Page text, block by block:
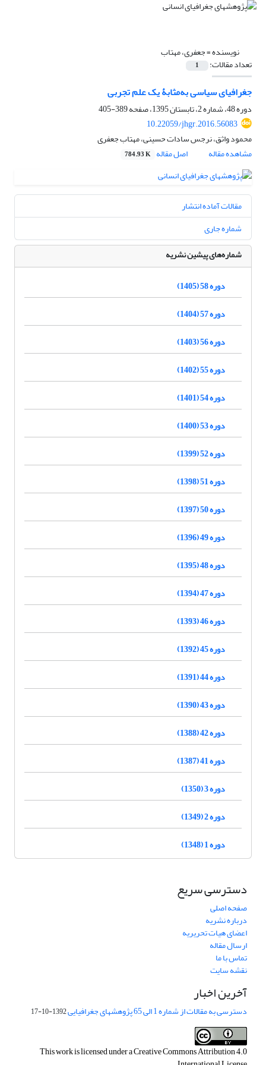
نویسنده =جعفری، مهتاب
تعداد مقالات: 1
جغرافیای سیاسی به‌مثابۀ یک علم تجربی
دوره 48، شماره 2، تابستان 1395، صفحه
389-405
10.22059/jhgr.2016.56083
محمود واثق، نرجس سادات حسینی، مهتاب جعفری
مشاهده مقاله
اصل مقاله 784.93 K
مقالات آماده انتشار
شماره جاری
شماره‌های پیشین نشریه
دوره 58 (1405)
دوره 57 (1404)
دوره 56 (1403)
دوره 55 (1402)
دوره 54 (1401)
دوره 53 (1400)
دوره 52 (1399)
دوره 51 (1398)
دوره 50 (1397)
دوره 49 (1396)
دوره 48 (1395)
دوره 47 (1394)
دوره 46 (1393)
دوره 45 (1392)
دوره 44 (1391)
دوره 43 (1390)
دوره 42 (1388)
دوره 41 (1387)
دوره 3 (1350)
دوره 2 (1349)
دوره 1 (1348)
دسترسی سریع
صفحه اصلی
درباره نشریه
اعضای هیات تحریریه
ارسال مقاله
تماس با ما
نقشه سایت
آخرین اخبار
دسترسی به مقالات از شماره 1 الی 65 پژوهشهای جغرافیایی 1392-10-17
This work is licensed under aCreative Commons Attribution 4.0